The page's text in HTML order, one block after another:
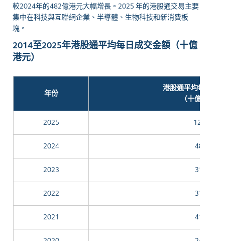
較2024年的482億港元大幅增長。2025 年的港股通交易主要
集中在科技與互聯網企業、半導體、生物科技和新消費板
塊。
2014至2025年港股通平均每日成交金額（十億
港元）
年份
港股通平均每日成
（十億港元）
2025 121.1
2024 48.2
2023 31.1
2022 31.7
2021 41.7